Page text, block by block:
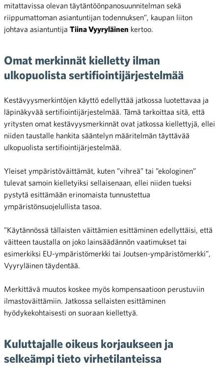
mitattavissa olevan täytäntöönpanosuunnitelman sekä
riippumattoman asiantuntijan todennuksen”, kaupan liiton
johtava asiantuntija Tiina Vyyryläinen kertoo.
Omat merkinnät kielletty ilman
ulkopuolista sertifiointijärjestelmää
Kestävyysmerkintöjen käyttö edellyttää jatkossa luotettavaa ja
läpinäkyvää sertifiointijärjestelmää. Tämä tarkoittaa sitä, että
yritysten omat kestävyysmerkinnät ovat jatkossa kiellettyjä, ellei
niiden taustalle hankita sääntelyn määritelmän täyttävää
ulkopuolista sertifiointijärjestelmää.
Yleiset ympäristöväittämät, kuten ”vihreä” tai ”ekologinen”
tulevat samoin kielletyiksi sellaisenaan, ellei niiden tueksi
pystytä esittämään erinomaista tunnustettua
ympäristönsuojelullista tasoa.
”Käytännössä tällaisten väittämien esittäminen edellyttäisi, että
väitteen taustalla on joko lainsäädännön vaatimukset tai
esimerkiksi EU-ympäristömerkki tai Joutsen-ympäristömerkki”,
Vyyryläinen täydentää.
Merkittävä muutos koskee myös kompensaatioon perustuviin
ilmastoväittämiin. Jatkossa sellaisten esittäminen
hyödykekohtaisesti on suoraan kiellettyä.
Kuluttajalle oikeus korjaukseen ja
selkeämpi tieto virhetilanteissa